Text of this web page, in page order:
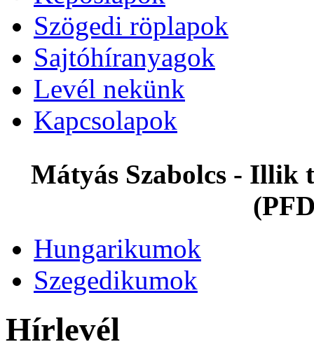
Szögedi röplapok
Sajtóhíranyagok
Levél nekünk
Kapcsolapok
Mátyás Szabolcs - Illik
Hungarikumok
Szegedikumok
Hírlevél